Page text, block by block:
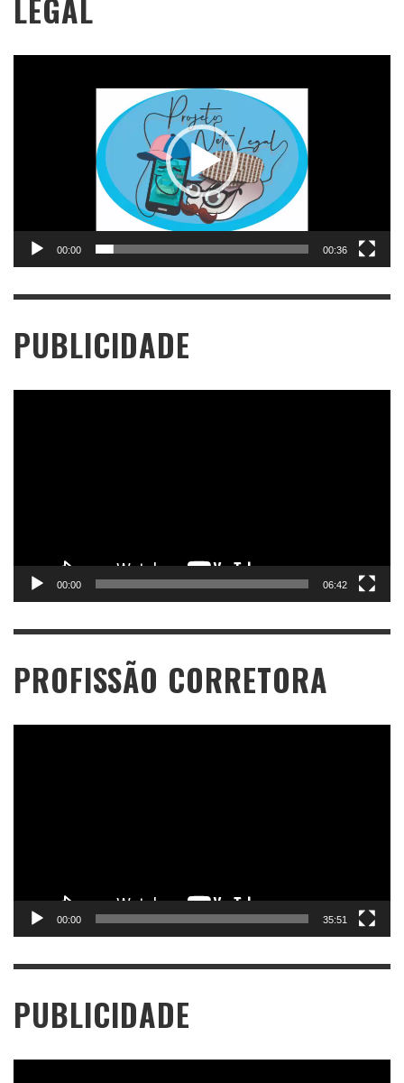
LEGAL
00:00 00:36
PUBLICIDADE
00:00 06:42
PROFISSÃO CORRETORA
00:00 35:51
PUBLICIDADE